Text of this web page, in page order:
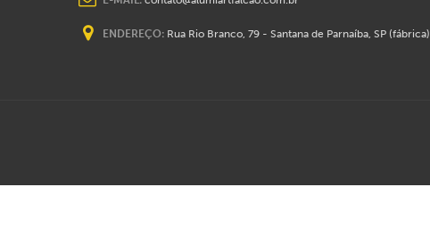
ENDEREÇO: Rua Rio Branco, 79 - Santana de Parnaíba, SP (fábrica)